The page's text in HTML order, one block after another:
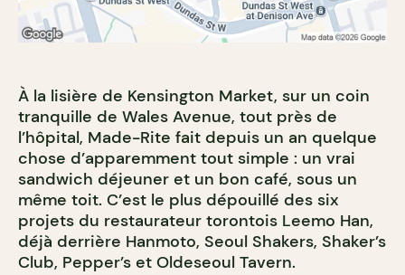
À la lisière de Kensington Market, sur un coin
tranquille de Wales Avenue, tout près de
l’hôpital, Made-Rite fait depuis un an quelque
chose d’apparemment tout simple : un vrai
sandwich déjeuner et un bon café, sous un
même toit. C’est le plus dépouillé des six
projets du restaurateur torontois Leemo Han,
déjà derrière Hanmoto, Seoul Shakers, Shaker’s
Club, Pepper’s et Oldeseoul Tavern.